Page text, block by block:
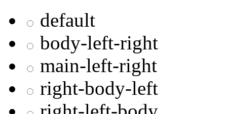
default
body-left-right
main-left-right
right-body-left